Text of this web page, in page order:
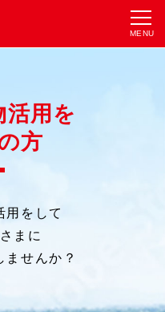
活用を
方
用をして
まに
ませんか？